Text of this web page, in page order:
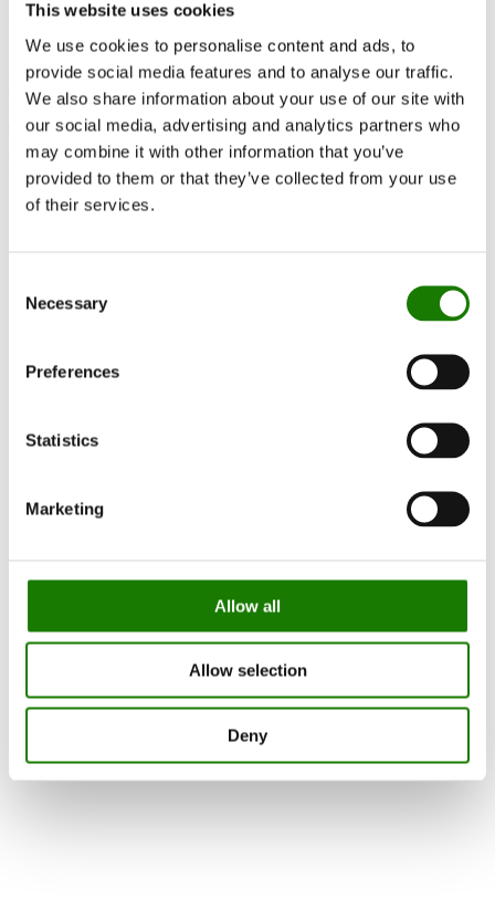
This website uses cookies
We use cookies to personalise content and ads, to
provide social media features and to analyse our traffic.
We also share information about your use of our site with
our social media, advertising and analytics partners who
may combine it with other information that you’ve
provided to them or that they’ve collected from your use
of their services.
Selection
Necessary
Preferences
Statistics
Marketing
Allow all
Allow selection
Deny
Fargede røykrør
Finn forhandler
Få rådgivning
Få ekspertråd